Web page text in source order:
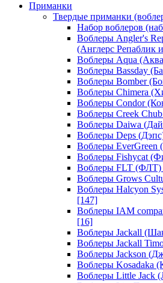
Приманки
Твердые приманки
Набор воблеров
Воблеры Angler's
(Англерс Репаблик
Воблеры Aqua
Воблеры Bassday
Воблеры Bomber
Воблеры Chimera
Воблеры Condor
Воблеры Creek
Воблеры Daiwa
Воблеры Deps
Воблеры EverGreen
Воблеры Fishycat
Воблеры FLT (ФЛТ)
Воблеры Grows
Воблеры Halcyon
[147]
Воблеры IAM
[16]
Воблеры Jackall
Воблеры Jackall
Воблеры Jackson
Воблеры Kosadaka
Воблеры Little Jack